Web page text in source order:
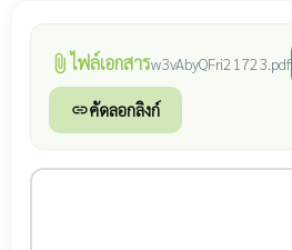
attach_file ไฟล์เอกสารw3vAbyQFri21723.pdf
linkคัดลอกลิงก์